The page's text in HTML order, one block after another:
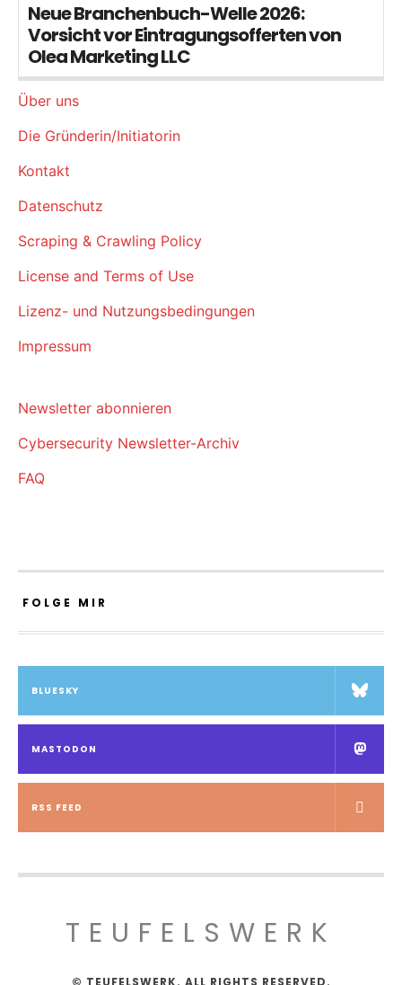
Neue Branchenbuch-Welle 2026:
Vorsicht vor Eintragungsofferten von
Olea Marketing LLC
Über uns
Die Gründerin/Initiatorin
Kontakt
Datenschutz
Scraping & Crawling Policy
License and Terms of Use
Lizenz- und Nutzungsbedingungen
Impressum
Newsletter abonnieren
Cybersecurity Newsletter-Archiv
FAQ
FOLGE MIR
BLUESKY
MASTODON
RSS FEED
TEUFELSWERK